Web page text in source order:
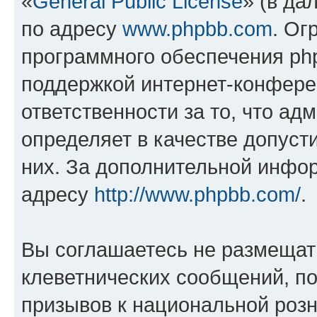
по адресу www.phpbb.com.
программного обеспечения
поддержкой интернет-
ответственности за то, что
определяет в качестве
них. За дополнительной
адресу http://www.phpbb.com/.
Вы соглашаетесь не
клеветнических сообщений,
призывов к национальной